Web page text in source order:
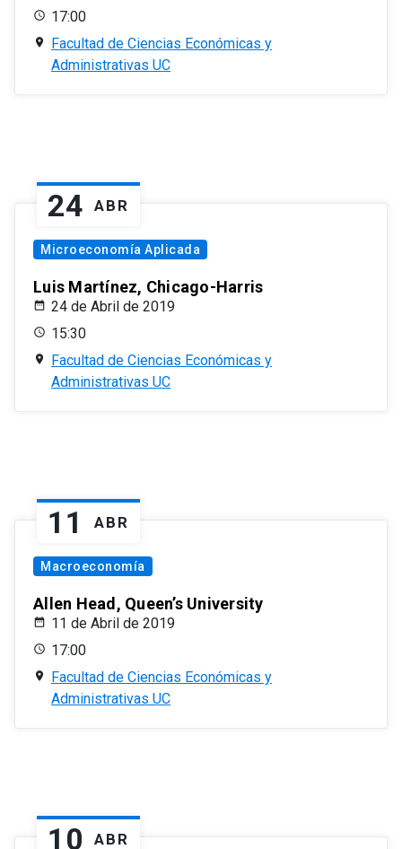
17:00
Facultad de Ciencias Económicas y
Administrativas UC
24 ABR
Microeconomía Aplicada
Luis Martínez, Chicago-Harris
24 de Abril de 2019
15:30
Facultad de Ciencias Económicas y
Administrativas UC
11 ABR
Macroeconomía
Allen Head, Queen’s University
11 de Abril de 2019
17:00
Facultad de Ciencias Económicas y
Administrativas UC
10 ABR